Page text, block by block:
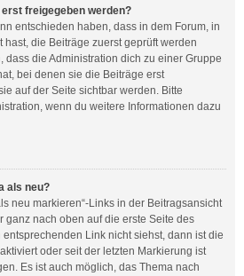
freigegeben werden?
entschieden haben, dass in dem Forum, in
die Beiträge zuerst geprüft werden
dass die Administration dich zu einer Gruppe
bei denen sie die Beiträge erst
auf der Seite sichtbar werden. Bitte
wenn du weitere Informationen dazu
als neu?
neu markieren“-Links in der Beitragsansicht
ganz nach oben auf die erste Seite des
Link nicht siehst, dann ist die
oder seit der letzten Markierung ist
Es ist auch möglich, das Thema nach